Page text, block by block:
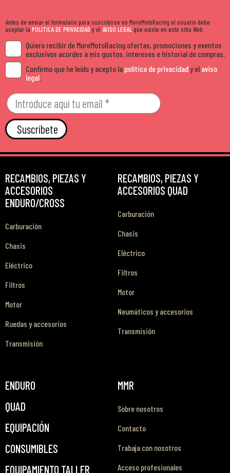
Antes de enviar el formulario para suscribirse en MoreMotoRacing el usuario debe
aceptar la POLÍTICA DE PRIVACIDADy el AVISO LEGALque existe en este sitio Web.
Quiero recibir de MoreMotoRacing ofertas, promociones y eventos
exclusivos acordes a mis gustos, intereses e historial de compras.
Confirmo que he leído y acepto la política de privacidady el aviso
legal
Suscríbete
RECAMBIOS, PIEZAS Y
ACCESORIOS
ENDURO/CROSS
Carburación
Chasis
Eléctrico
Filtros
Motor
Ruedas y accesorios
Transmisión
RECAMBIOS, PIEZAS Y
ACCESORIOS QUAD
Carburación
Chasis
Eléctrico
Filtros
Motor
Neumáticos y accesorios
Transmisión
ENDURO
QUAD
EQUIPACIÓN
CONSUMIBLES
EQUIPAMIENTO TALLER
MMR
Sobre nosotros
Contacto
Trabaja con nosotros
Acceso profesionales